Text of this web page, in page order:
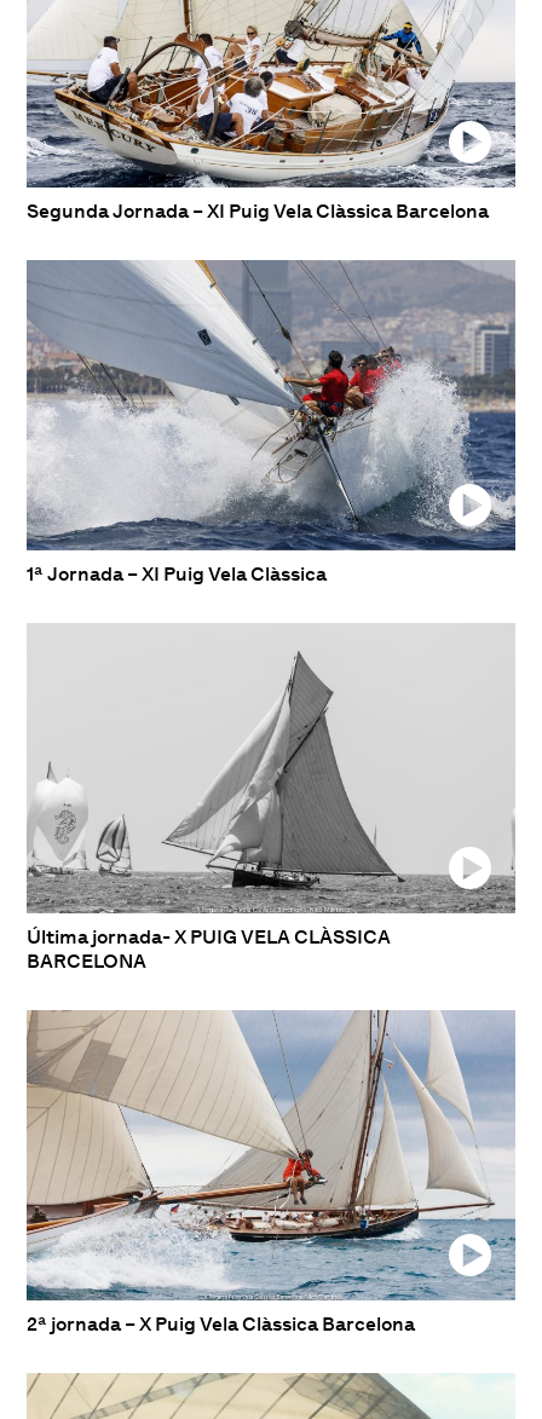
Segunda Jornada – XI Puig Vela Clàssica Barcelona
1ª Jornada – XI Puig Vela Clàssica
Última jornada- X PUIG VELA CLÀSSICA
BARCELONA
2ª jornada – X Puig Vela Clàssica Barcelona